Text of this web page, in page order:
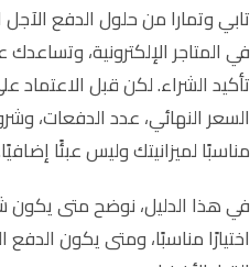
تابي وتمارا من حلول الدفع
في المتاجر الإلكترونية،
تأكيد الشراء. لكن قبل
السعر النهائي، عدد الدفعات،
مناسبًا لميزانيتك وليس عبئًا
في هذا الدليل، نوضح متى
اختيارًا مناسبًا، ومتى يكون